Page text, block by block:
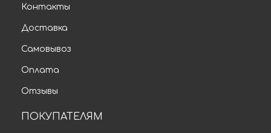
Контакты
Доставка
Самовывоз
Оплата
Отзывы
ПОКУПАТЕЛЯМ